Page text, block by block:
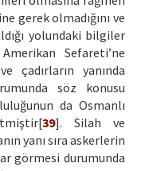
gerek olmadığını ve
yolundaki bilgiler
Sefareti’ne
çadırların yanında
söz konusu
da Osmanlı
39]. Silah ve
yanı sıra askerlerin
görmesi durumunda